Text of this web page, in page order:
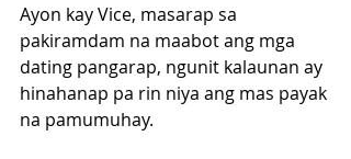
Ayon kay Vice, masarap sa
pakiramdam na maabot ang mga
dating pangarap, ngunit kalaunan ay
hinahanap pa rin niya ang mas payak
na pamumuhay.